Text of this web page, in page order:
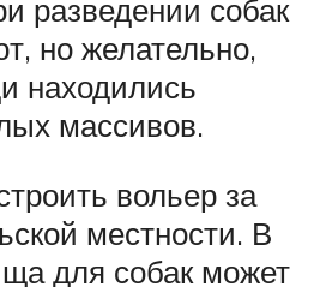
разведении собак
но желательно,
находились
массивов.
вольер за
местности. В
для собак может